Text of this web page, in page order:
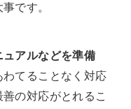
です。
ュアルなどを準備
てることなく対応
の対応がとれるこ